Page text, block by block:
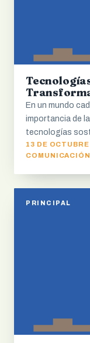
En un mundo
importancia de
tecnologías
13 DE
COMUNICACIÓN
PRINCIPAL